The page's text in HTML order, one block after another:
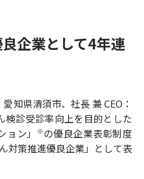
企業として4年連
知県清須市、社長 兼 CEO：
検診受診率向上を目的とした
ョン」
※の優良企業表彰制度
対策推進優良企業」として表